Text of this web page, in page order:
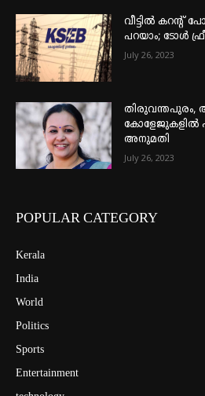
വീട്ടില്‍ കറന്റ്
പറയാം; ടോള്‍
July 26, 2023
തിരുവന്തപുരം,
കോളേജുകളില്‍
അനുമതി
July 26, 2023
POPULAR CATEGORY
Kerala
India
World
Politics
Sports
Entertainment